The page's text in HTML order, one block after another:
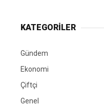
KATEGORİLER
Gündem
Ekonomi
Çiftçi
Genel